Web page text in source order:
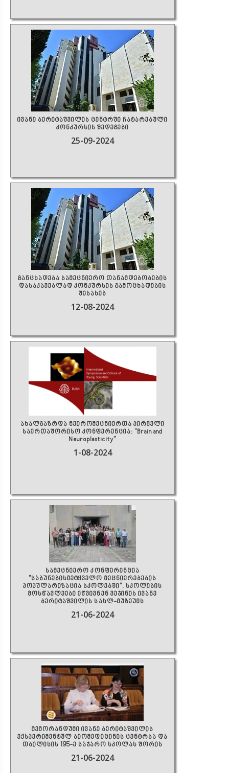
ივანე ბერიტაშვილის ცენტრში ჩატარებული
კონკურსის შედეგები
25-09-2024
განცხადება სამეცნიერო თანამდებობების
დასაკავებლად კონკურსის გამოცხადების
შესახებ
12-08-2024
ახალგაზრდა ნეირომეცნიერთა პირველი
საერთაშორისო კონფერენცია: "Brain and
Neuroplasticity”
1-08-2024
სამეცნიერო კონფერენცია
"საბუნებისმეტყველო მეცნიერებების
პოპულარიზაცია სკოლებში". სკოლების
მოსწავლეები ეწვივნენ ვეჯინის ივანე
ბერიტაშვილის სახლ-მუზეუმს
21-06-2024
მემორანდუმი ივანე ბერიტაშვილის
ექსპერიმენტულ ბიომედიცინის ცენტრსა და
თბილისის 195-ე საჯარო სკოლას შორის
21-06-2024